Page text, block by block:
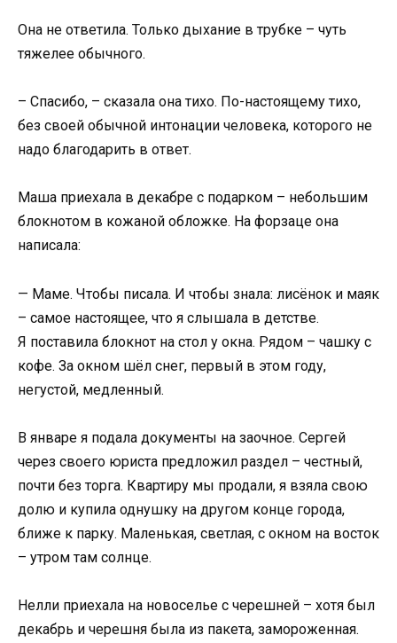
Она не ответила. Только дыхание в трубке – чуть
тяжелее обычного.
– Спасибо, – сказала она тихо. По-настоящему тихо,
без своей обычной интонации человека, которого не
надо благодарить в ответ.
Маша приехала в декабре с подарком – небольшим
блокнотом в кожаной обложке. На форзаце она
написала:
— Маме. Чтобы писала. И чтобы знала: лисёнок и маяк
– самое настоящее, что я слышала в детстве.
Я поставила блокнот на стол у окна. Рядом – чашку с
кофе. За окном шёл снег, первый в этом году,
негустой, медленный.
В январе я подала документы на заочное. Сергей
через своего юриста предложил раздел – честный,
почти без торга. Квартиру мы продали, я взяла свою
долю и купила однушку на другом конце города,
ближе к парку. Маленькая, светлая, с окном на восток
– утром там солнце.
Нелли приехала на новоселье с черешней – хотя был
декабрь и черешня была из пакета, замороженная.